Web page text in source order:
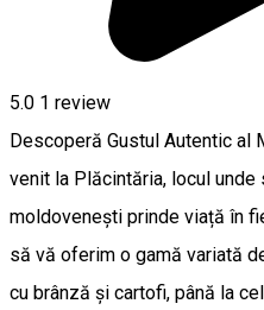
5.0 1 review
Descoperă Gustul Autentic al
venit la Plăcintăria, locul
moldovenești prinde viață în
să vă oferim o gamă variată
cu brânză și cartofi, până la